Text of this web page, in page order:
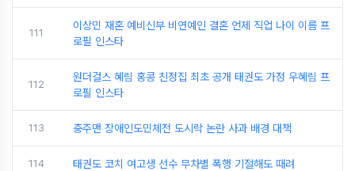
111
이상민 재혼 예비신부 비연예인 결혼 언제 직업 나이 이름 프
로필 인스타
112
원더걸스 혜림 홍콩 친정집 최초 공개 태권도 가정 우혜림 프
로필 인스타
113 충주맨 장애인도민체전 도시락 논란 사과 배경 대책
114 태권도 코치 여고생 선수 무차별 폭행 기절해도 때려